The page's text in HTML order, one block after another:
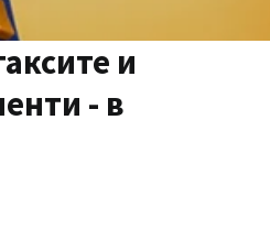
и
- в